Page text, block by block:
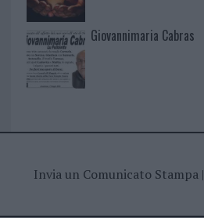
Giovannimaria Cabras
Invia un Comunicato Stampa|